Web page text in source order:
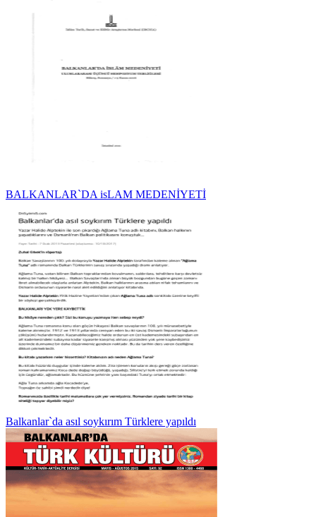
BALKANLAR`DA isLAM MEDENİYETİ
Balkanlar`da asıl soykırım Türklere yapıldı